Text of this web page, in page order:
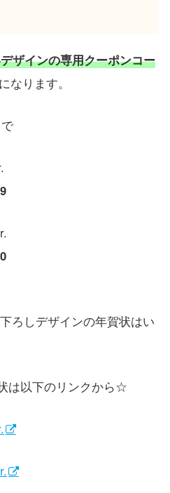
ザインの専用クーポンコー
なります。
ろしデザインの年賀状はい
は以下のリンクから☆